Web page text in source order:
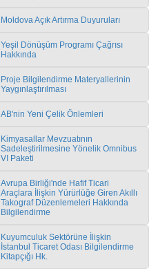
Moldova Açık Artırma Duyuruları
Yeşil Dönüşüm Programı Çağrısı
Hakkında
Proje Bilgilendirme Materyallerinin
Yaygınlaştırılması
AB'nin Yeni Çelik Önlemleri
Kimyasallar Mevzuatının
Sadeleştirilmesine Yönelik Omnibus
VI Paketi
Avrupa Birliği'nde Hafif Ticari
Araçlara İlişkin Yürürlüğe Giren Akıllı
Takograf Düzenlemeleri Hakkında
Bilgilendirme
Kuyumculuk Sektörüne İlişkin
İstanbul Ticaret Odası Bilgilendirme
Kitapçığı Hk.